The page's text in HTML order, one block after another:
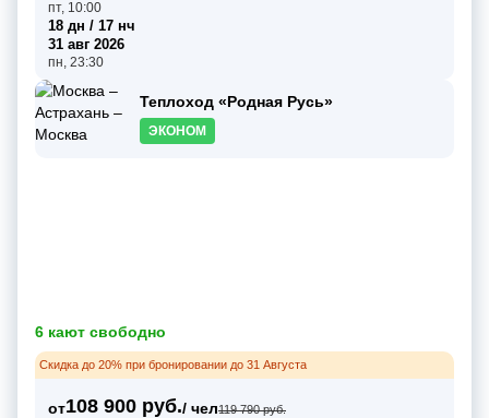
пт, 10:00
18 дн / 17 нч
31 авг 2026
пн, 23:30
Теплоход «Родная Русь»
ЭКОНОМ
6 кают свободно
Скидка до 20% при бронировании до 31 Августа
от108 900 руб./ чел119 790 руб.